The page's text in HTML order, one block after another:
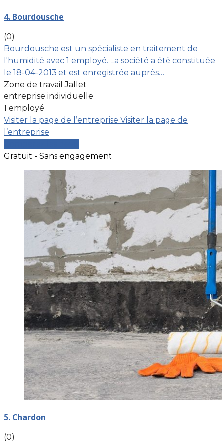
4. Bourdousche
(0)
Bourdousche est un spécialiste en traitement de
l'humidité avec 1 employé. La société a été constituée
le 18-04-2013 et est enregistrée auprès…
Zone de travail Jallet
entreprise individuelle
1 employé
Visiter la page de l’entreprise Visiter la page de
l’entreprise
Gratuit - Sans engagement
5. Chardon
(0)